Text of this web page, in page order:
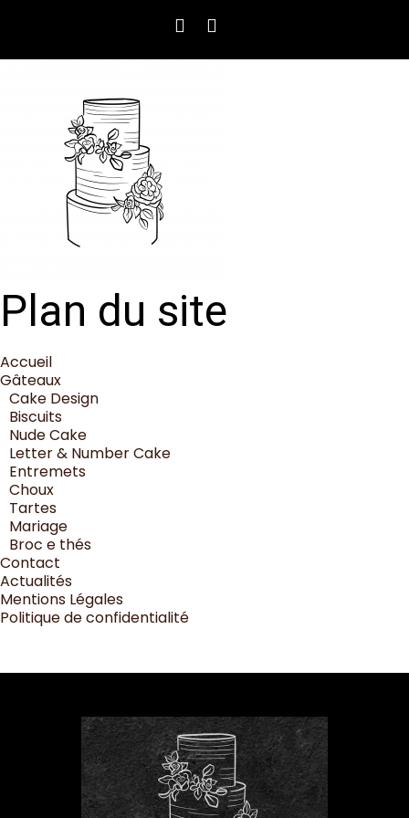
Plan du site
Accueil
Gâteaux
Cake Design
Biscuits
Nude Cake
Letter & Number Cake
Entremets
Choux
Tartes
Mariage
Broc e thés
Contact
Actualités
Mentions Légales
Politique de confidentialité